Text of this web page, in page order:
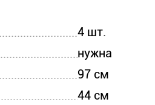
4 шт.
нужна
97 см
44 см